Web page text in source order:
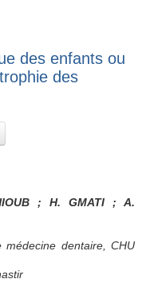
des enfants ou
des
; H. GMATI
; A.
médecine dentaire, CHU